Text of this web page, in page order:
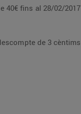
40€ fins al 28/02/2017
de 3 cèntims